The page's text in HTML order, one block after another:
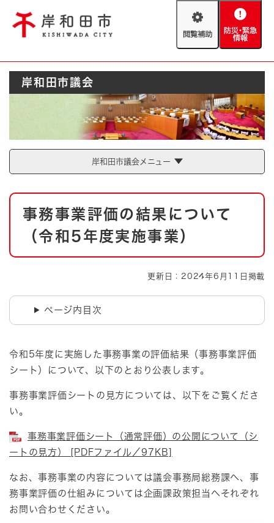
閲
助
防
緊
情
報
Foreign language
やさしい日本語
とじる
防災・緊急情報
ハザードマップ AED設置箇所
とじる
岸和田市議会
岸和田市議会メニュー
本
事務事業評価の結果について
（令和5年度実施事業）
更新日：2024年6月11日掲載
ページ内目次
令和5年度に実施した事務事業の評価結果（事務事業評価
シート）について、以下のとおり公表します。
事務事業評価シートの見方については、以下をご覧くださ
い。
事務事業評価シート（通常評価）の公開について（シ
ートの見方） [PDFファイル／97KB]
なお、事務事業の内容については議会事務局総務課へ、事
務事業評価の仕組みについては企画課政策担当へそれぞれ
お問い合わせください。